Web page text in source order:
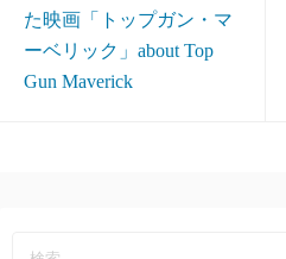
た映画「トップガン・マ
ーベリック」about Top
Gun Maverick